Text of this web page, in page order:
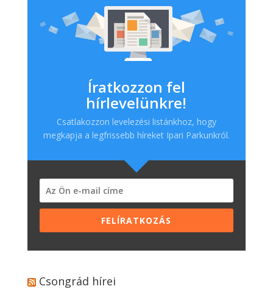
Íratkozzon fel
hírlevelünkre!
Csatlakozzon levelezési listánkhoz, hogy
megkapja a legfrissebb híreket Ipari Parkunkról.
FELÍRATKOZÁS
Csongrád hírei